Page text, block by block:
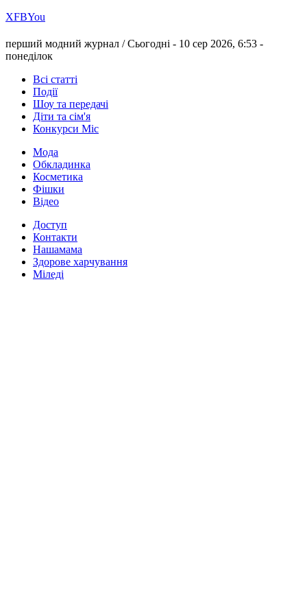
ХFBYou
перший модний журнал /Сьогодні - 10 сер 2026, 6:53 -
понеділок
Всі статті
Події
Шоу та передачі
Діти та сім'я
Конкурси Міс
Мода
Обкладинка
Косметика
Фішки
Відео
Доступ
Контакти
Нашамама
Здорове харчування
Міледі